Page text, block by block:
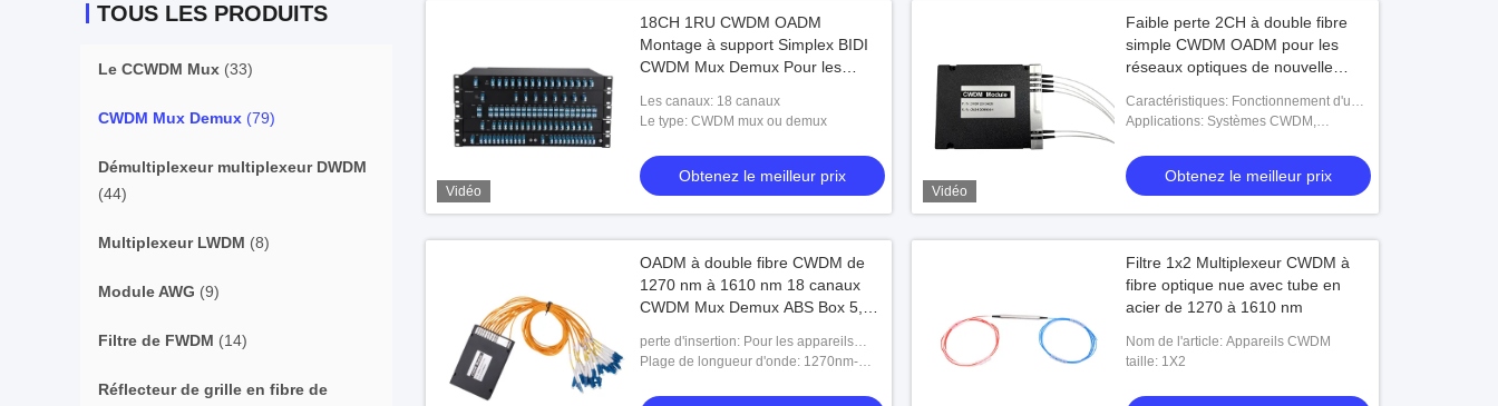
TOUS LES PRODUITS
Le CCWDM Mux (33)
CWDM Mux Demux (79)
Démultiplexeur multiplexeur DWDM
(44)
Multiplexeur LWDM (8)
Module AWG (9)
Filtre de FWDM (14)
Réflecteur de grille en fibre de
Vidéo
18CH 1RU CWDM OADM
Montage à support Simplex BIDI
CWDM Mux Demux Pour les
Les canaux: 18 canaux
Le type: CWDM mux ou demux
Obtenez le meilleur prix
Vidéo
Faible perte 2CH à double fibre
simple CWDM OADM pour les
réseaux optiques de nouvelle
Caractéristiques: Fonctionnement d'une
seule fibre, réseau OADM flexible, Pas
Applications: Systèmes CWDM,
CATV, routage par ondes, réseaux PON
Obtenez le meilleur prix
OADM à double fibre CWDM de
1270 nm à 1610 nm 18 canaux
CWDM Mux Demux ABS Box 5,0
perte d'insertion: Pour les appareils
électroniques
Plage de longueur d'onde: 1270nm-
Filtre 1x2 Multiplexeur CWDM à
fibre optique nue avec tube en
acier de 1270 à 1610 nm
Nom de l'article: Appareils CWDM
taille: 1X2